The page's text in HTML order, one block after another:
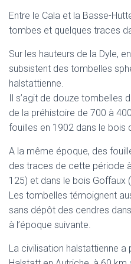
Entre le Cala et la Basse-
tombes et quelques traces
Sur les hauteurs de la Dyle,
subsistent des tombelles
halstattienne.
Il s’agit de douze tombelles
de la préhistoire de 700 à
fouilles en 1902 dans le bois
A la même époque, des
des traces de cette période
125) et dans le bois Goffaux
Les tombelles témoignent
sans dépôt des cendres
à l’époque suivante.
La civilisation halstattienne